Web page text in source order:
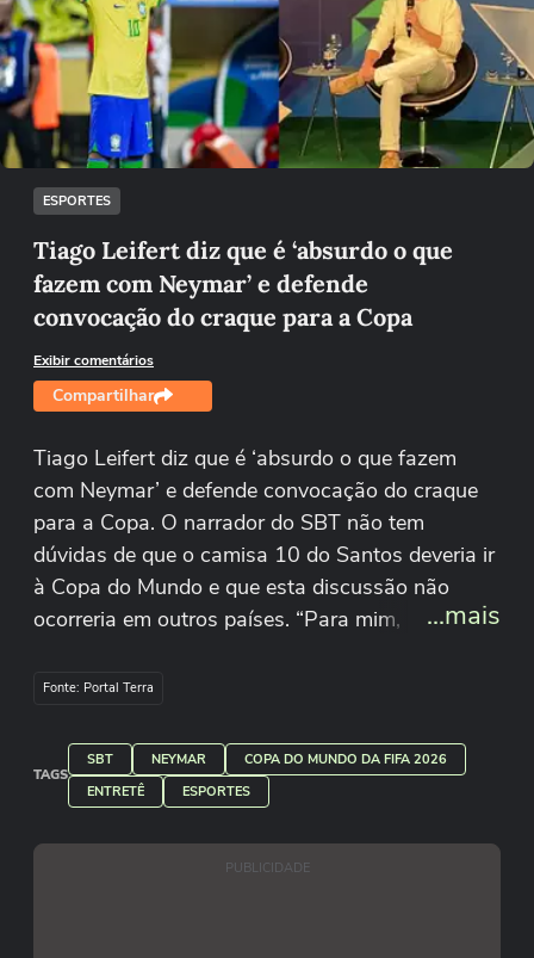
Não foi possível reproduzir o vídeo
Tentar novamente
ESPORTES
Tiago Leifert diz que é ‘absurdo o que
fazem com Neymar’ e defende
convocação do craque para a Copa
Exibir comentários
Compartilhar
Tiago Leifert diz que é ‘absurdo o que fazem
com Neymar’ e defende convocação do craque
para a Copa. O narrador do SBT não tem
dúvidas de que o camisa 10 do Santos deveria ir
à Copa do Mundo e que esta discussão não
ocorreria em outros países. “Para mim, ele tem
vida pessoal dele, eu não gosto que falem da
terça-feira, 12. Aline Küller/Redação Terra
...mais
Fonte: Portal Terra
TAGS
SBT NEYMAR
COPA DO MUNDO DA FIFA 2026
ENTRETÊ
ESPORTES
PUBLICIDADE